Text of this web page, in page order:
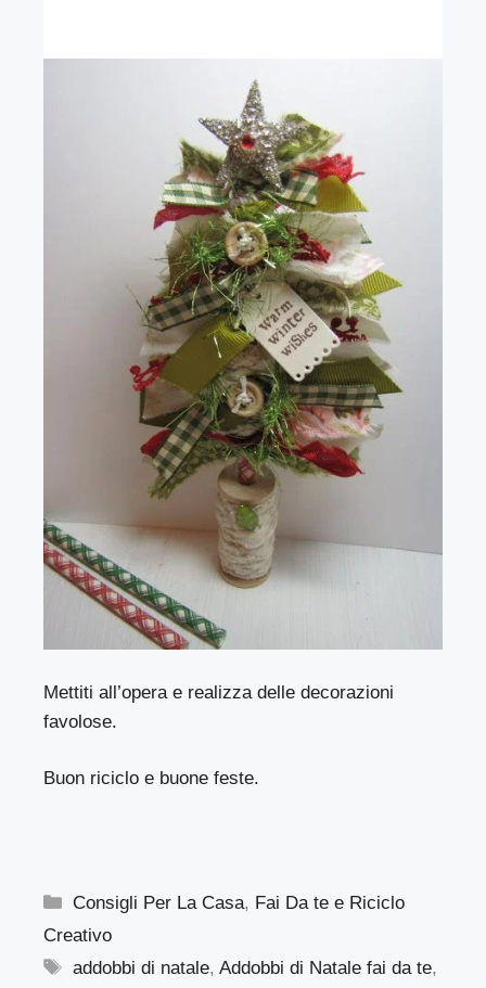
Mettiti all’opera e realizza delle decorazioni
favolose.
Buon riciclo e buone feste.
Categorie
Consigli Per La Casa, Fai Da te e Riciclo
Creativo
Tag
addobbi di natale,Addobbi di Natale fai da te,